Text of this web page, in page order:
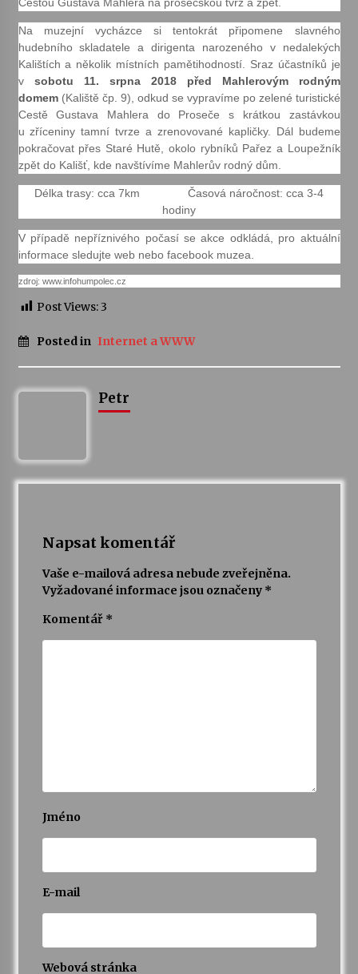
Votavžatský ploty
23. 7. 2026
Letní koncerty ve Stromovce: Rufus Miller
17. 7. 2026
Ozvěny prázdnin
odkaz Josefa Čapka
Varhanní recitál Michala Novenka v Klášteře
Želiv
30. 6. 2026
Na muzejní vycházce si tentokrát připomene slavného
hudebního skladatele a dirigenta narozeného v nedalekých
Kalištích a několik místních pamětihodností. Sraz účastníků je
v sobotu 11. srpna 2018 před Mahlerovým rodným
domem(Kaliště čp. 9), odkud se vypravíme po zelené turistické
Cestě Gustava Mahlera do Proseče s krátkou zastávkou
u zříceniny tamní tvrze a zrenovované kapličky. Dál budeme
pokračovat přes Staré Hutě, okolo rybníků Pařez a Loupežník
zpět do Kališť, kde navštívíme Mahlerův rodný dům.
Délka trasy: cca 7km Časová náročnost: cca 3-4
hodiny
V případě nepříznivého počasí se akce odkládá, pro aktuální
informace sledujte web nebo facebook muzea.
zdroj: www.infohumpolec.cz
Post Views:3
Posted in Internet a WWW
Petr
Napsat komentář
Vaše e-mailová adresa nebude zveřejněna.
Vyžadované informace jsou označeny *
Komentář *
Jméno
E-mail
Webová stránka